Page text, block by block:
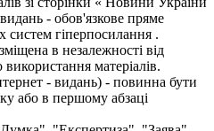
видань - обов'язкове пряме
систем гіперпосилання .
в незалежності від
матеріалів.
- видань) - повинна бути
або в першому абзаці